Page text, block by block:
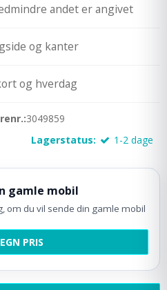
andet er angivet
og kanter
og hverdag
3049859
Lagerstatus:
1-2 dage
gamle mobil
om du vil sende din gamle mobil
PRIS